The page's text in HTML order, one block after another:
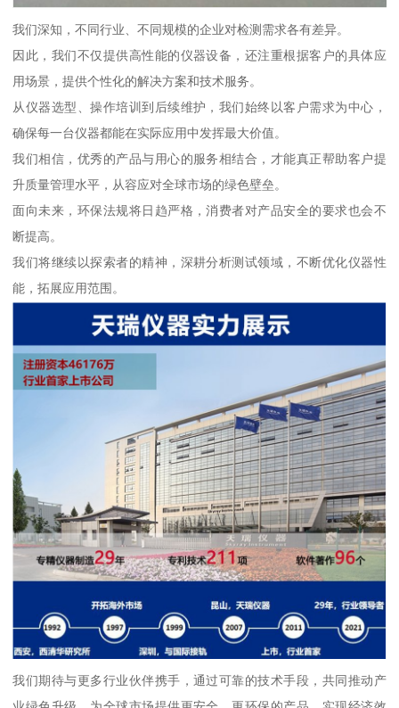
我们深知，不同行业、不同规模的企业对检测需求各有差异。
因此，我们不仅提供高性能的仪器设备，还注重根据客户的具体应
用场景，提供个性化的解决方案和技术服务。
从仪器选型、操作培训到后续维护，我们始终以客户需求为中心，
确保每一台仪器都能在实际应用中发挥最大价值。
我们相信，优秀的产品与用心的服务相结合，才能真正帮助客户提
升质量管理水平，从容应对全球市场的绿色壁垒。
面向未来，环保法规将日趋严格，消费者对产品安全的要求也会不
断提高。
我们将继续以探索者的精神，深耕分析测试领域，不断优化仪器性
能，拓展应用范围。
我们期待与更多行业伙伴携手，通过可靠的技术手段，共同推动产